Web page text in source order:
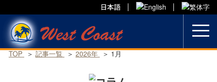
to
content
TOP 記事一覧 2026年 1月